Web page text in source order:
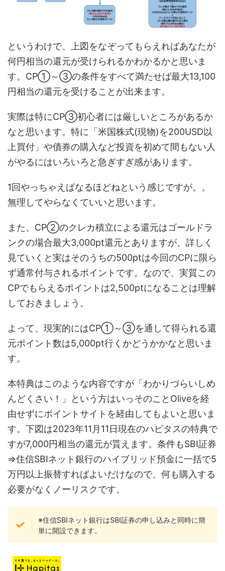
というわけで、上図をなぞってもらえればあなたが
何円相当の還元が受けられるかわかるかと思いま
す。CP①～③の条件をすべて満たせば最大13,100
円相当の還元を受けることが出来ます。
実際は特にCP③初心者には厳しいところがあるか
なと思います。特に「米国株式(現物)を200USD以
上買付」や債券の購入など投資を初めて間もない人
がやるにはいろいろと急ぎすぎ感があります。
1回やっちゃえばなるほどねという感じですが。。
無理してやらなくていいと思います。
また、CP②のクレカ積立による還元はゴールドラ
ンクの場合最大3,000pt還元とありますが、詳しく
見ていくと実はそのうちの500ptは今回のCPに限ら
ず通常付与されるポイントです。なので、実質この
CPでもらえるポイントは2,500ptになることは理解
しておきましょう。
よって、現実的にはCP①～③を通して得られる還
元ポイント数は5,000pt行くかどうかかなと思いま
す。
本特典はこのような内容ですが「わかりづらいしめ
んどくさい！」という方はいっそのことOliveを経
由せずにポイントサイトを経由してもよいと思いま
す。下図は2023年11月11日現在のハピタスの特典で
すが7,000円相当の還元が貰えます。条件もSBI証券
⇒住信SBIネット銀行のハイブリッド預金に一括で5
万円以上振替すればよいだけなので、何も購入する
必要がなくノーリスクです。
※住信SBIネット銀行はSBI証券の申し込みと同時に簡
単に開設できます。